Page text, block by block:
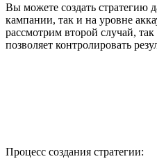
Вы можете создать стратегию
кампании, так и на уровне
рассмотрим второй случай,
позволяет контролировать
Процесс создания стратегии: